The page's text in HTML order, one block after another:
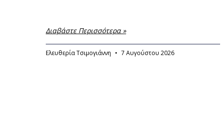
Διαβάστε Περισσότερα »
Ελευθερία Τσιμογιάννη 7 Αυγούστου 2026